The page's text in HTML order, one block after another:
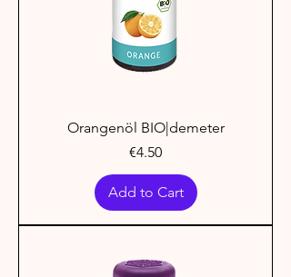
Orangenöl BIO|demeter
Price
€4.50
Add to Cart